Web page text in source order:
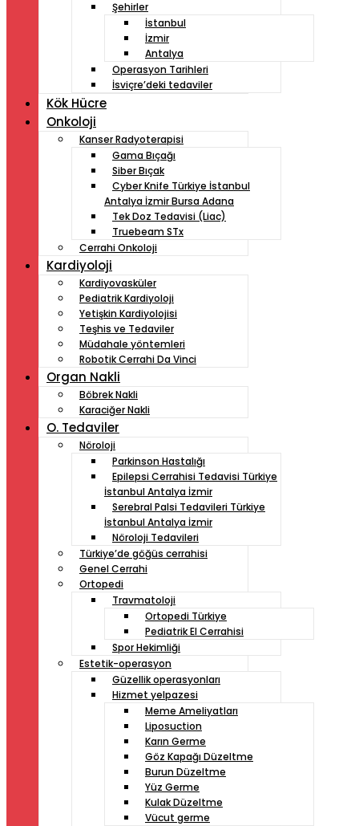
Şehirler
İstanbul
İzmir
Antalya
Operasyon Tarihleri
İsviçre’deki tedaviler
Kök Hücre
Onkoloji
Kanser Radyoterapisi
Gama Bıçağı
Siber Bıçak
Cyber ​​Knife Türkiye İstanbul
Antalya İzmir Bursa Adana
Tek Doz Tedavisi (Liac)
Truebeam STx
Cerrahi Onkoloji
Kardiyoloji
Kardiyovasküler
Pediatrik Kardiyoloji
Yetişkin Kardiyolojisi
Teşhis ve Tedaviler
Müdahale yöntemleri
Robotik Cerrahi Da Vinci
Organ Nakli
Böbrek Nakli
Karaciğer Nakli
O. Tedaviler
Nöroloji
Parkinson Hastalığı
Epilepsi Cerrahisi Tedavisi Türkiye
İstanbul Antalya İzmir
Serebral Palsi Tedavileri Türkiye
İstanbul Antalya İzmir
Nöroloji Tedavileri
Türkiye’de göğüs cerrahisi
Genel Cerrahi
Ortopedi
Travmatoloji
Ortopedi Türkiye
Pediatrik El Cerrahisi
Spor Hekimliği
Estetik-operasyon
Güzellik operasyonları
Hizmet yelpazesi
Meme Ameliyatları
Liposuction
Karın Germe
Göz Kapağı Düzeltme
Burun Düzeltme
Yüz Germe
Kulak Düzeltme
Vücut germe